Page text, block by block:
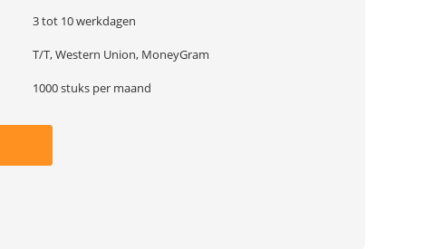
3 tot 10 werkdagen
T/T, Western Union, MoneyGram
1000 stuks per maand